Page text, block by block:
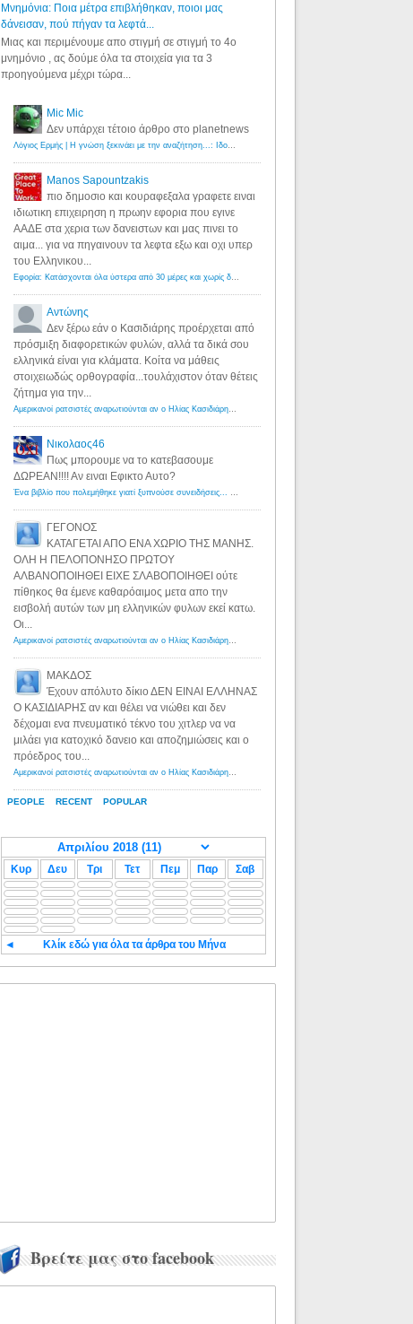
Μνημόνια: Ποια μέτρα επιβλήθηκαν, ποιοι μας
δάνεισαν, πού πήγαν τα λεφτά...
Μιας και περιμένουμε απο στιγμή σε στιγμή το 4ο
μνημόνιο , ας δούμε όλα τα στοιχεία για τα 3
προηγούμενα μέχρι τώρα...
PEOPLE RECENT POPULAR
Mic Mic
Δεν υπάρχει τέτοιο άρθρο στο planetnews
Λόγιος Ερμής | Η γνώση ξεκινάει με την αναζήτηση...: Ιδού οι 18 που χρωστούν 11 δις ευρώ!
Manos Sapountzakis
πιο δημοσιο και κουραφεξαλα γραφετε ειναι
ιδιωτικη επιχειρηση η πρωην εφορια που εγινε
ΑΑΔΕ στα χερια των δανειστων και μας πινει το
αιμα... για να πηγαινουν τα λεφτα εξω και οχι υπερ
του Ελληνικου...
Εφορία: Κατάσχονται όλα ύστερα από 30 μέρες και χωρίς δικαστικές αποφάσεις - Λόγιος Ερμής
Αντώνης
Δεν ξέρω εάν ο Κασιδιάρης προέρχεται από
πρόσμιξη διαφορετικών φυλών, αλλά τα δικά σου
ελληνικά είναι για κλάματα. Κοίτα να μάθεις
στοιχειωδώς ορθογραφία...τουλάχιστον όταν θέτεις
ζήτημα για την...
Αμερικανοί ρατσιστές αναρωτιούνται αν ο Ηλίας Κασιδιάρης ανήκει στη λευκή φυλή... - Λόγιος Ερμής
Νικολαος46
Πως μπορουμε να το κατεβασουμε
ΔΩΡΕΑΝ!!!! Αν ειναι Εφικτο Αυτο?
Ένα βιβλίο που πολεμήθηκε γιατί ξυπνούσε συνειδήσεις... - Λόγιος Ερμής | Η γνώση ξεκινάει με την αναζήτηση...
ΓΕΓΟΝΟΣ
ΚΑΤΑΓΕΤΑΙ ΑΠΟ ΕΝΑ ΧΩΡΙΟ ΤΗΣ ΜΑΝΗΣ.
ΟΛΗ Η ΠΕΛΟΠΟΝΗΣΟ ΠΡΩΤΟΥ
ΑΛΒΑΝΟΠΟΙΗΘΕΙ ΕΙΧΕ ΣΛΑΒΟΠΟΙΗΘΕΙ ούτε
πίθηκος θα έμενε καθαρόαιμος μετα απο την
εισβολή αυτών των μη ελληνικών φυλων εκεί κατω.
Οι...
Αμερικανοί ρατσιστές αναρωτιούνται αν ο Ηλίας Κασιδιάρης ανήκει στη λευκή φυλή... - Λόγιος Ερμής
ΜΑΚΔΟΣ
Έχουν απόλυτο δίκιο ΔΕΝ ΕΙΝΑΙ ΕΛΛΗΝΑΣ
Ο ΚΑΣΙΔΙΑΡΗΣ αν και θέλει να νιώθει και δεν
δέχομαι ενα πνευματικό τέκνο του χιτλερ να να
μιλάει για κατοχικό δανειο και αποζημιώσεις και ο
πρόεδρος του...
Αμερικανοί ρατσιστές αναρωτιούνται αν ο Ηλίας Κασιδιάρης ανήκει στη λευκή φυλή... - Λόγιος Ερμής
Κυρ Δευ Τρι Τετ Πεμ Παρ Σαβ
◄ Κλίκ εδώ για όλα τα άρθρα του Μήνα
Βρείτε μας στο facebook